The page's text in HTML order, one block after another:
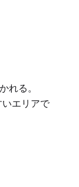
れる。
エリアで